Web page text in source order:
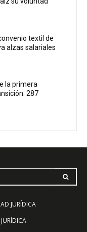
textil de
alzas salariales
la primera
287
JURÍDICA